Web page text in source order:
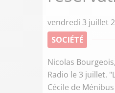
vendredi 3 juillet
SOCIÉTÉ
Nicolas
Radio le 3 juillet.
Cécile de